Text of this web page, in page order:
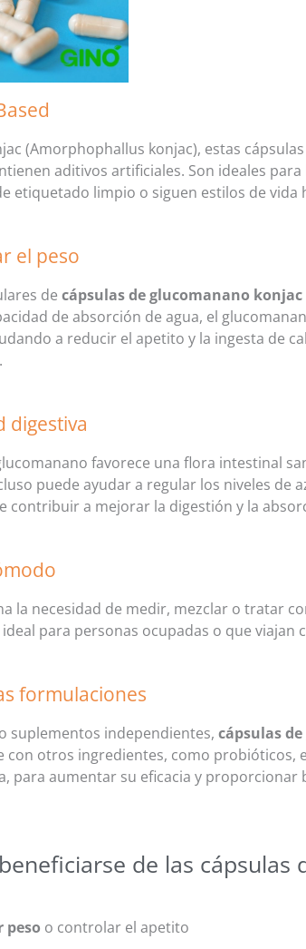
(Amorphophallus konjac), estas
aditivos artificiales. Son ideales
etiquetado limpio o siguen estilos de vida
el peso
de cápsulas de glucomanano konjac
de absorción de agua, el
a reducir el apetito y la ingesta de
digestiva
favorece una flora intestinal
puede ayudar a regular los niveles de
contribuir a mejorar la digestión y la
la necesidad de medir, mezclar o tratar
para personas ocupadas o que viajan
formulaciones
suplementos independientes, cápsulas
con otros ingredientes, como probióticos,
para aumentar su eficacia y proporcionar
de las cápsulas
peso o controlar el apetito